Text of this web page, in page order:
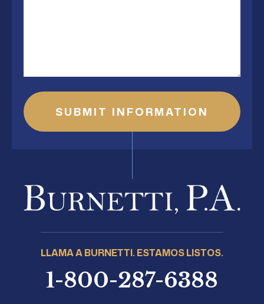
LLAMA A BURNETTI. ESTAMOS LISTOS.
1-800-287-6388